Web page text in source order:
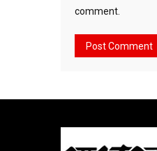
comment.